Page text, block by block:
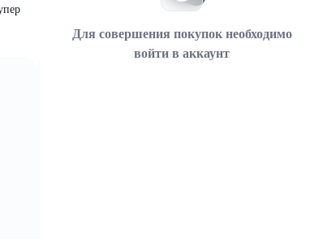
Для совершения покупок необходимо
войти в аккаунт